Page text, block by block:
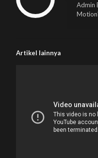
Admin
Artikel lainnya